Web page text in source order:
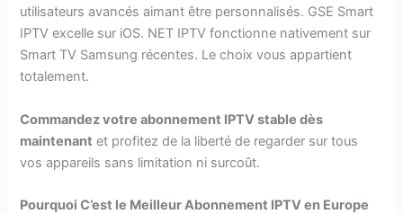
utilisateurs avancés aimant être personnalisés. GSE Smart
IPTV excelle sur iOS. NET IPTV fonctionne nativement sur
Smart TV Samsung récentes. Le choix vous appartient
totalement.
Commandez votre abonnement IPTV stable dès
maintenant et profitez de la liberté de regarder sur tous
vos appareils sans limitation ni surcoût.
Pourquoi C’est le Meilleur Abonnement IPTV en Europe